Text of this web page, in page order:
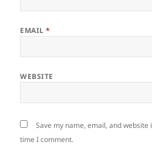
EMAIL*
WEBSITE
Save my name, email, and
time I comment.